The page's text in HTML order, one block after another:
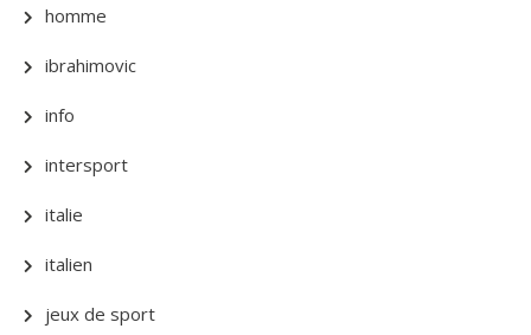
homme
ibrahimovic
info
intersport
italie
italien
jeux de sport